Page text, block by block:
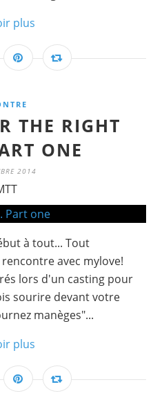
plus
THE RIGHT
ONE
2014
à tout... Tout
avec mylove!
lors d'un casting pour
sourire devant votre
manèges"...
plus